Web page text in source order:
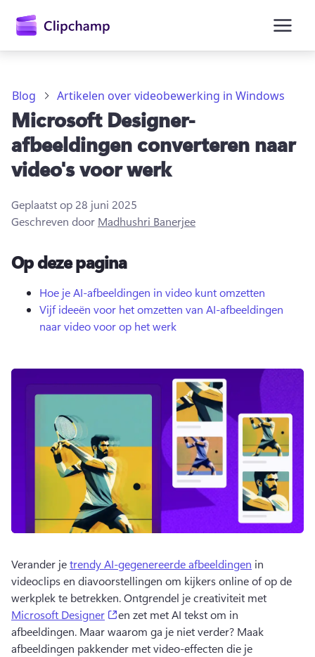
Aanmelden
Gratis uitproberen
Blog Artikelen over videobewerking in Windows
Microsoft Designer-
afbeeldingen converteren naar
video's voor werk
Geplaatst op 28 juni 2025
Geschreven door Madhushri Banerjee
Op deze pagina
Hoe je AI-afbeeldingen in video kunt omzetten
Vijf ideeën voor het omzetten van AI-afbeeldingen
naar video voor op het werk
Verander je trendy AI-gegenereerde afbeeldingen in
videoclips en diavoorstellingen om kijkers online of op de
werkplek te betrekken. Ontgrendel je creativiteit met
Microsoft Designer
(opens in a new tab)
en zet met AI tekst om in
afbeeldingen. Maar waarom ga je niet verder? Maak
afbeeldingen pakkender met video-effecten die je